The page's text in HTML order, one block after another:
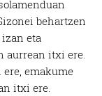
behartzen
eta
aurrean itxi ere.
emakume
itxi ere.